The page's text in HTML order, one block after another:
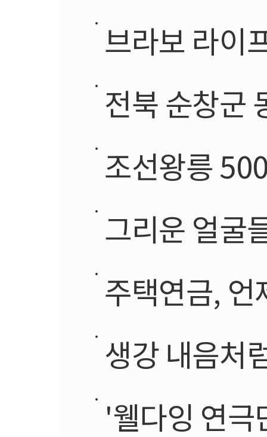
브라보 라이프
전북 순창군
조선왕릉
그리운 얼굴
주택연금, 언
생강 내음처
'웰다잉 연극